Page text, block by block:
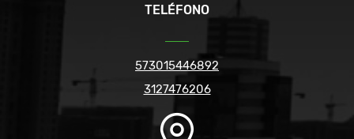
TELÉFONO
573015446892
3127476206